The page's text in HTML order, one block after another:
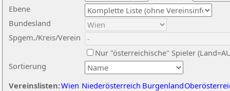
Ebene
Sortierung
Bundesland
Spgem./Kreis/Verein
Nur "österreichische" Spieler
Vereinslisten:Wien Niederösterreich Burgenland